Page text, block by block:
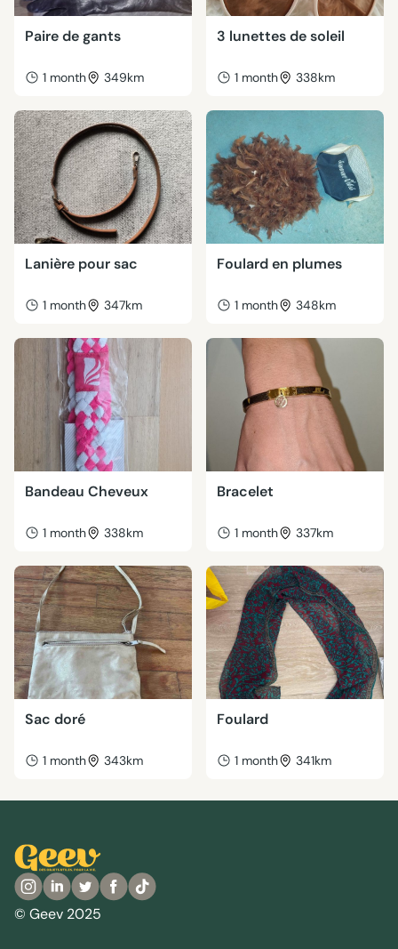
Paire de gants
1 month 349km
3 lunettes de soleil
1 month 338km
Lanière pour sac
1 month 347km
Foulard en plumes
1 month 348km
Bandeau Cheveux
1 month 338km
Bracelet
1 month 337km
Sac doré
1 month 343km
Foulard
1 month 341km
© Geev 2025